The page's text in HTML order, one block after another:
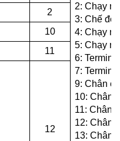
2: Chạy
3: Chế độ
4: Chạy
5: Chạy
6:
7:
9: Chân
10: Chân
11: Chân
12: Chân
13: Chân
2
10
11
12